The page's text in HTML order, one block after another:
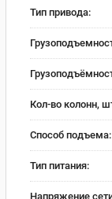
Тип привода:
Кол-во колонн,
Способ подъема:
Тип питания:
Напряжение